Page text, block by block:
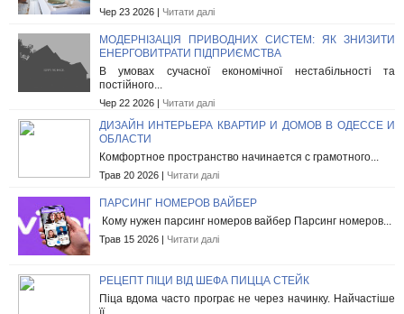
Чер 23 2026 | Читати далі
МОДЕРНІЗАЦІЯ ПРИВОДНИХ СИСТЕМ: ЯК ЗНИЗИТИ
ЕНЕРГОВИТРАТИ ПІДПРИЄМСТВА
В умовах сучасної економічної нестабільності та
постійного...
Чер 22 2026 | Читати далі
ДИЗАЙН ИНТЕРЬЕРА КВАРТИР И ДОМОВ В ОДЕССЕ И
ОБЛАСТИ
Комфортное пространство начинается с грамотного...
Трав 20 2026 | Читати далі
ПАРСИНГ НОМЕРОВ ВАЙБЕР
Кому нужен парсинг номеров вайбер Парсинг номеров...
Трав 15 2026 | Читати далі
РЕЦЕПТ ПІЦИ ВІД ШЕФА ПИЦЦА СТЕЙК
Піца вдома часто програє не через начинку. Найчастіше